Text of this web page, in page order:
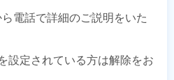
電話で詳細のご説明をいた
設定されている方は解除をお